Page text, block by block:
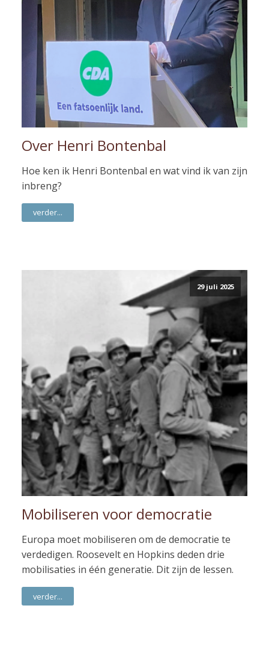
Over Henri Bontenbal
Hoe ken ik Henri Bontenbal en wat vind ik van zijn
inbreng?
verder...
29 juli 2025
Mobiliseren voor democratie
Europa moet mobiliseren om de democratie te
verdedigen. Roosevelt en Hopkins deden drie
mobilisaties in één generatie. Dit zijn de lessen.
verder...